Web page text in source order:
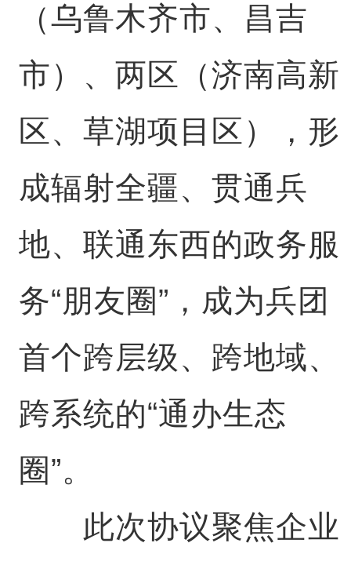
（乌鲁木齐市、昌吉
市）、两区（济南高新
区、草湖项目区），形
成辐射全疆、贯通兵
地、联通东西的政务服
务“朋友圈”，成为兵团
首个跨层级、跨地域、
跨系统的“通办生态
圈”。
此次协议聚焦企业